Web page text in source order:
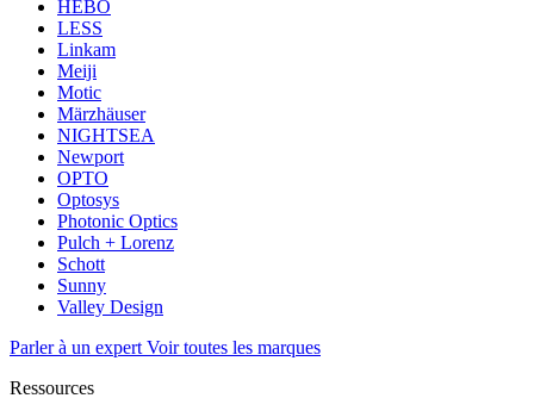
HEBO
LESS
Linkam
Meiji
Motic
Märzhäuser
NIGHTSEA
Newport
OPTO
Optosys
Photonic Optics
Pulch + Lorenz
Schott
Sunny
Valley Design
Parler à un expert Voir toutes les marques
Ressources